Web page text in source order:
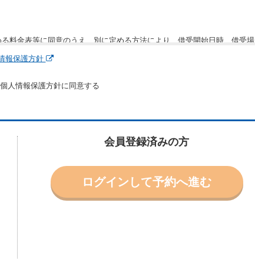
料金表等に同意のうえ、別に定める方法により、借受開始日時、借受場
びに電子メールによる予約に応じますが、予約内容と実際に相違があっ
当社の保有するレンタカーの範囲内で予約に応ずるものとします。この
す。
上経過してもレンタカー貸渡契約（以下「貸渡契約」といいます。）締
ます。
料を当社に支払うものとし、当社は、この予約取消手数料の支払いがあ
す。
結されなかったときは、当社は受領済の予約申込金を返還するものとし
社のいずれの責にもよらない事由により貸渡契約が締結されなかったと
済の予約申込金を返還するものとします。
報保護方針
人情報保護方針に同意する
会員登録済みの方
ログインして予約へ進む